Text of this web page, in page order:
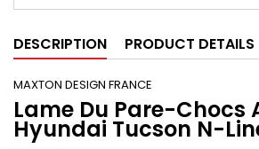
DESCRIPTION PRODUCT DETAILS
MAXTON DESIGN FRANCE
Lame Du Pare-Chocs
Hyundai Tucson N-